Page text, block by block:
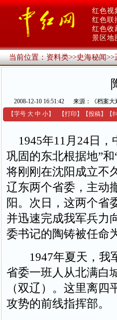
红色视
红色联
红色收
景区地
当前位置：资料类>>史海秘闻>>
2008-12-10 16:51:42 来源：《档案大
【字号 大 中 小】 【打印 】 【投稿】 【
1945年11月24日，
巩固的东北根据地”
将刚刚在沈阳成立不
辽东两个省委，主动
阳。次日，这两个省
并迅速完成我军兵力
委书记的陶铸被任命
1947年夏天，我军
省委一班人从北满白
（双辽）。这里离
攻势的前线指挥部。